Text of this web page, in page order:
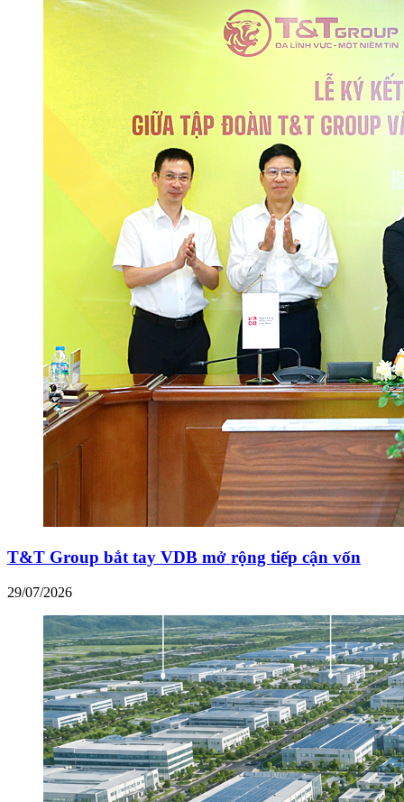
T&T Group bắt tay VDB mở rộng tiếp cận vốn
29/07/2026